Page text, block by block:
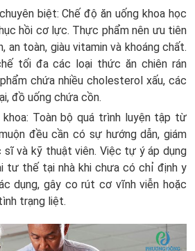
biệt: Chế độ ăn uống khoa học
hồi cơ lực. Thực phẩm nên ưu tiên
an toàn, giàu vitamin và khoáng chất.
tối đa các loại thức ăn chiên rán
chứa nhiều cholesterol xấu, các
đồ uống chứa cồn.
Toàn bộ quá trình luyện tập từ
đều cần có sự hướng dẫn, giám
và kỹ thuật viên. Việc tự ý áp dụng
tư thế tại nhà khi chưa có chỉ định y
dụng, gây co rút cơ vĩnh viễn hoặc
trạng liệt.